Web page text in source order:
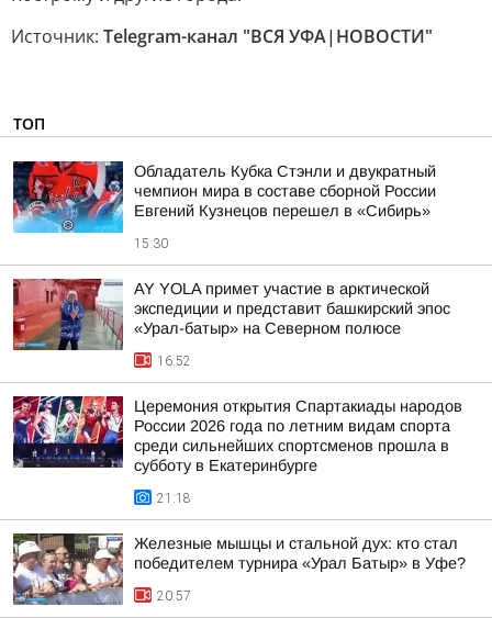
Источник: Telegram-канал "ВСЯ УФА|НОВОСТИ"
ТОП
Обладатель Кубка Стэнли и двукратный
чемпион мира в составе сборной России
Евгений Кузнецов перешел в «Сибирь»
15:30
AY YOLA примет участие в арктической
экспедиции и представит башкирский эпос
«Урал-батыр» на Северном полюсе
16:52
Церемония открытия Спартакиады народов
России 2026 года по летним видам спорта
среди сильнейших спортсменов прошла в
субботу в Екатеринбурге
21:18
Железные мышцы и стальной дух: кто стал
победителем турнира «Урал Батыр» в Уфе?
20:57